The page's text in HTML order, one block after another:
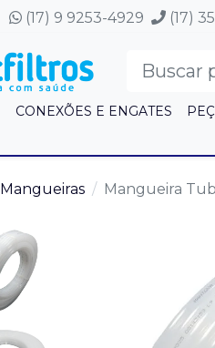
(17) 9 9253-4929 (17)
CONEXÕES E ENGATES
Mangueiras Mangueira